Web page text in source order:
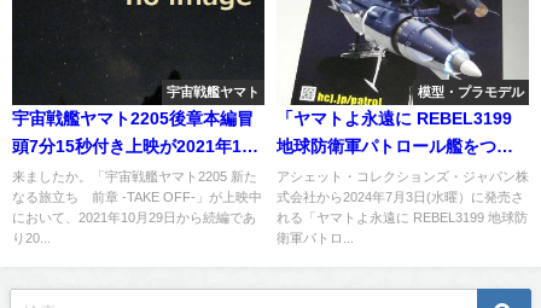
宇宙戦艦ヤマト
宇宙戦艦ヤマト2205後章本編冒
頭7分15秒付き上映が2021年10
月29日より開始される
来ましたか。「宇宙戦艦ヤマト2205 新た
なる旅立ち 前章 -TAKE OFF-」が上映中
において、2021年10月29日から続編であ
り20...
模型・プラモデル
「ヤマトよ永遠に REBEL3199
地球防衛軍パトロール艦をつく
る」（宇宙戦艦ヤマト2202をつ
くる 第264号）第14号
アシェット・コレクションズ・ジャパン株
式会社から2024年7月3日(水曜）に発売さ
れる「ヤマトよ永遠に REBEL3199 地球防
衛軍パトロ...